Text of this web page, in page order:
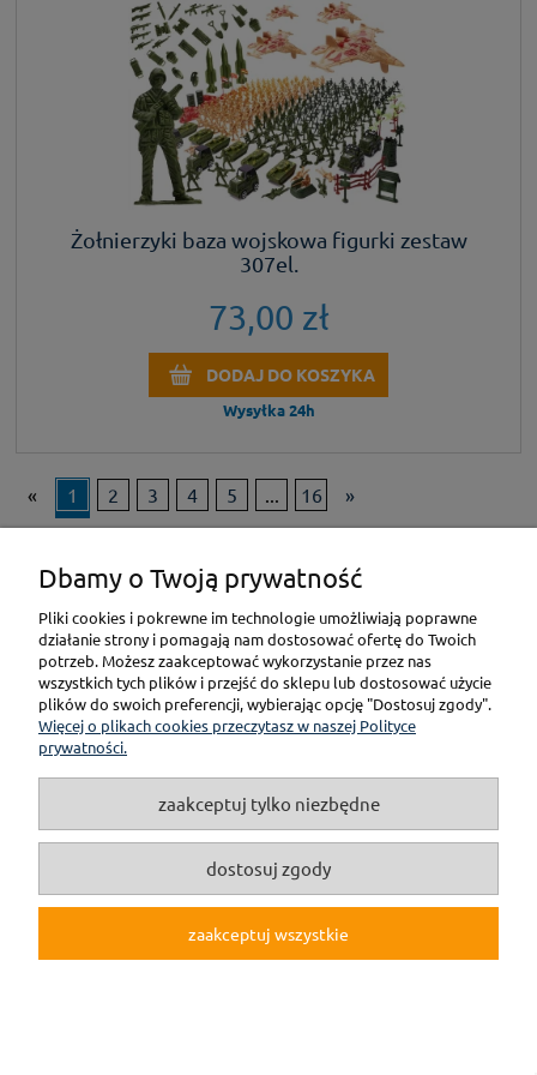
Żołnierzyki baza wojskowa figurki zestaw
307el.
73,00 zł
DODAJ DO KOSZYKA
Wysyłka 24h
« 1 2 3 4 5 16 »
KONTAKT
POMOC
PŁATNOŚCI I DOSTAWA
GWARANCJA I ZWROT
O NAS
pokaż pełną wersję strony
Dbamy o Twoją prywatność
Pliki cookies i pokrewne im technologie umożliwiają poprawne
działanie strony i pomagają nam dostosować ofertę do Twoich
potrzeb. Możesz zaakceptować wykorzystanie przez nas
wszystkich tych plików i przejść do sklepu lub dostosować użycie
plików do swoich preferencji, wybierając opcję "Dostosuj zgody".
Więcej o plikach cookies przeczytasz w naszej Polityce
prywatności.
zaakceptuj tylko niezbędne
dostosuj zgody
zaakceptuj wszystkie